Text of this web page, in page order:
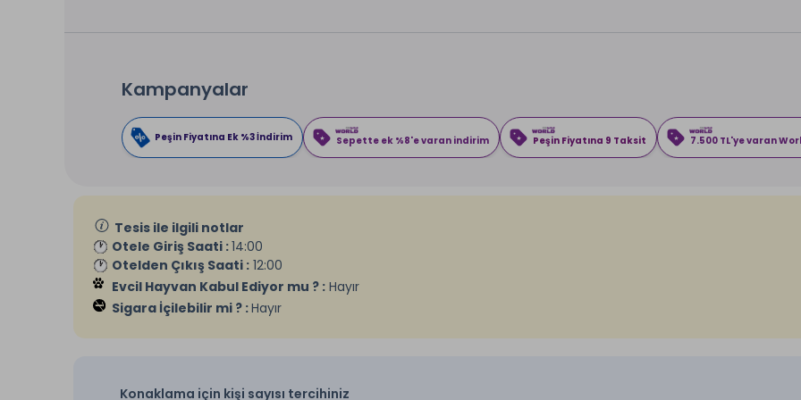
Kampanyalar
Peşin Fiyatına Ek %3 İndirim Sepette ek %8'e varan indirim Peşin Fiyatına 9 Taksit 7.500 TL'ye varan
Tesis ile ilgili notlar
Otele Giriş Saati :14:00
Otelden Çıkış Saati : 12:00
Evcil Hayvan Kabul Ediyor mu ? : Hayır
Sigara İçilebilir mi ? :Hayır
Konaklama için kişi sayısı tercihiniz